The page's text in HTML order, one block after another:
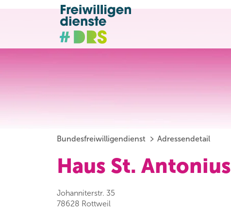
Bundesfreiwilligendienst Adressendetail
Haus St. Antonius
Johanniterstr. 35
78628 Rottweil